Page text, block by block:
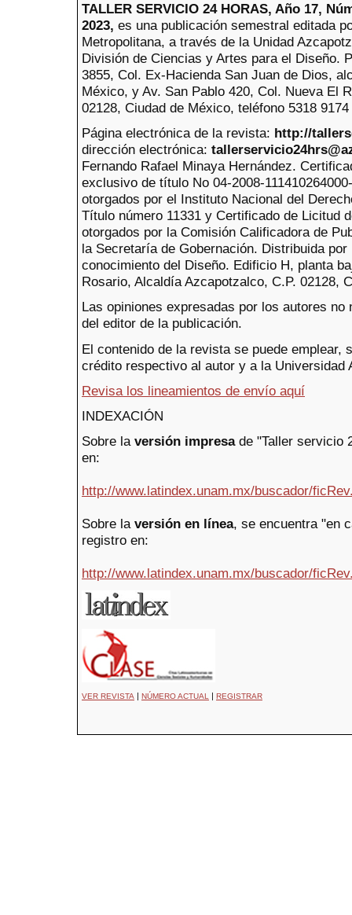
TALLER SERVICIO 24 HORAS, Año 17,
2023, es una publicación semestral editada
Metropolitana, a través de la Unidad
División de Ciencias y Artes para el Diseño.
3855, Col. Ex-Hacienda San Juan de Dios,
México, y Av. San Pablo 420, Col. Nueva El
02128, Ciudad de México, teléfono 5318
Página electrónica de la revista: http://
dirección electrónica:
Fernando Rafael Minaya Hernández.
exclusivo de título No 04-2008-
otorgados por el Instituto Nacional del
Título número 11331 y Certificado de Licitud
otorgados por la Comisión Calificadora de
la Secretaría de Gobernación. Distribuida
conocimiento del Diseño. Edificio H, planta
Rosario, Alcaldía Azcapotzalco, C.P. 02128,
Las opiniones expresadas por los autores
del editor de la publicación.
El contenido de la revista se puede emplear,
crédito respectivo al autor y a la Universidad
Revisa los lineamientos de envío aquí
INDEXACIÓN
Sobre la versión impresade "Taller servicio
en:
http://www.latindex.unam.mx/buscador/
Sobre la versión en línea, se encuentra "en
registro en:
http://www.latindex.unam.mx/buscador/
VER REVISTA | NÚMERO ACTUAL | REGISTRAR